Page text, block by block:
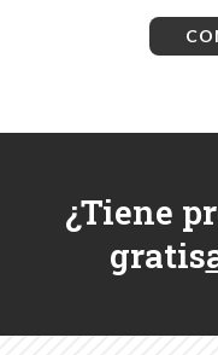
¿Tiene
gratis